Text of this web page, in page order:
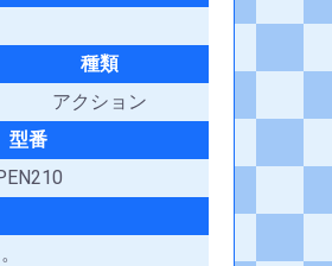
種類
アクション
型番